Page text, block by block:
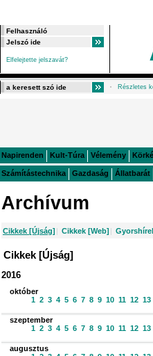
Elfelejtette jelszavát?
Részletes
Napirenden Kult-Túra Vélemény
Számítástechnika Gazdaság Állatbarát
Archívum
Cikkek [Újság] | Cikkek [Web] |
Cikkek [Újság]
2016
október
1 2 3 4 5 6 7 8 9 10 11 12 13
szeptember
1 2 3 4 5 6 7 8 9 10 11 12 13
augusztus